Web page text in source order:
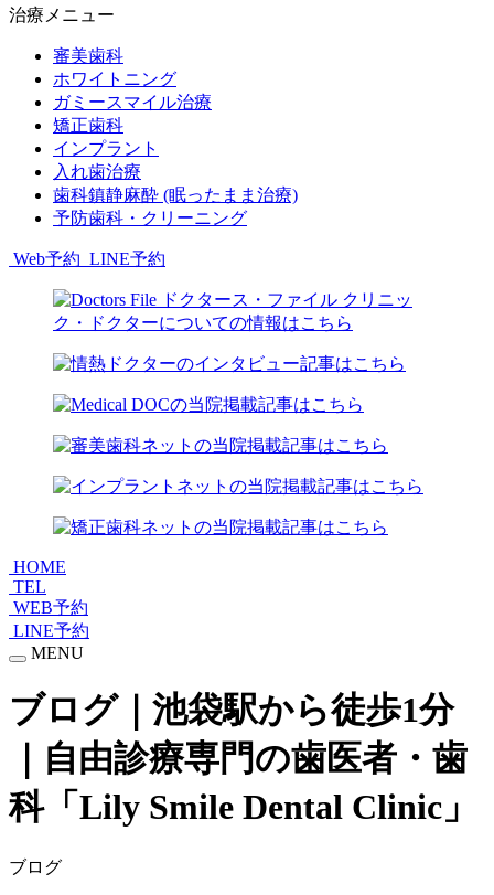
治療メニュー
審美歯科
ホワイトニング
ガミースマイル治療
矯正歯科
インプラント
入れ歯治療
歯科鎮静麻酔 (眠ったまま治療)
予防歯科・クリーニング
Web予約 LINE予約
HOME
TEL
WEB予約
LINE予約
MENU
ブログ｜池袋駅から徒歩1分
｜自由診療専門の歯医者・歯
科「Lily Smile Dental Clinic」
ブログ